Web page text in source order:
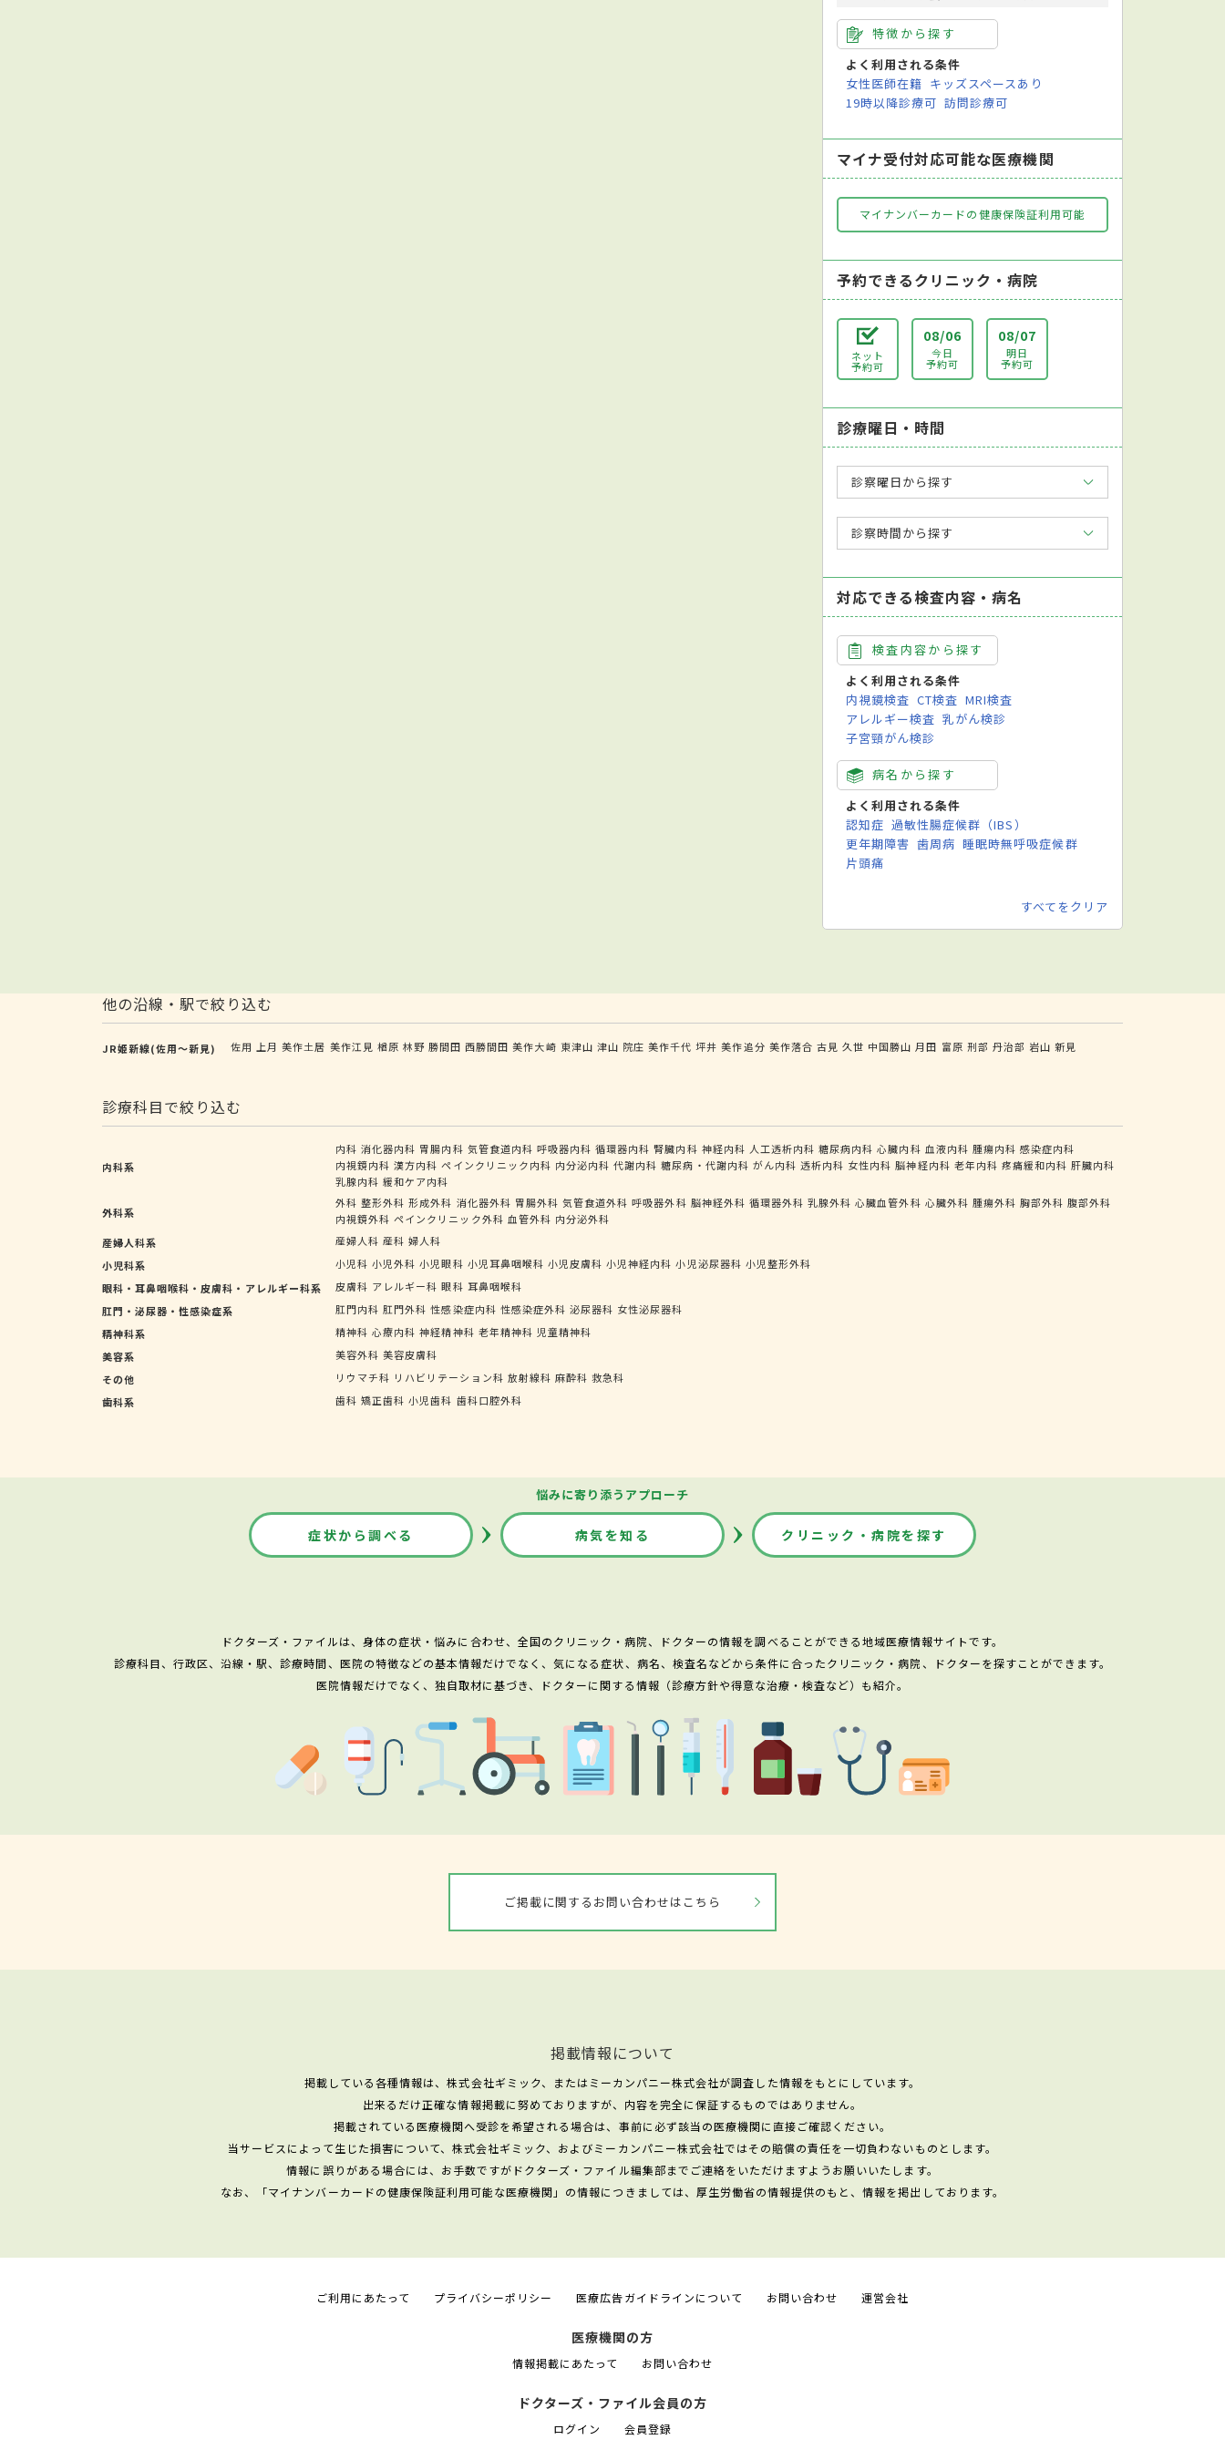
特徴から探す
よく利用される条件
女性医師在籍 キッズスペースあり
19時以降診療可 訪問診療可
マイナ受付対応可能な医療機関
マイナンバーカードの健康保険証利用可能
予約できるクリニック・病院
ネット
予約可
08/06
今日
予約可
08/07
明日
予約可
診療曜日・時間
診察曜日から探す
診察時間から探す
対応できる検査内容・病名
検査内容から探す
よく利用される条件
内視鏡検査 CT検査 MRI検査
アレルギー検査 乳がん検診
子宮頸がん検診
病名から探す
よく利用される条件
認知症 過敏性腸症候群（IBS）
更年期障害 歯周病 睡眠時無呼吸症候群
片頭痛
すべてをクリア
他の沿線・駅で絞り込む
JR姫新線(佐用～新見) 佐用 上月 美作土居 美作江見 楢原 林野 勝間田 西勝間田 美作大崎 東津山 津山 院庄 美作千代 坪井 美作追分 美作落合 古見 久世 中国勝山 月田 富原 刑部 丹治部 岩山 新見
診療科目で絞り込む
内科系
内科 消化器内科 胃腸内科 気管食道内科 呼吸器内科 循環器内科 腎臓内科 神経内科 人工透析内科 糖尿病内科 心臓内科 血液内科 腫瘍内科 感染症内科
内視鏡内科 漢方内科 ペインクリニック内科 内分泌内科 代謝内科 糖尿病・代謝内科 がん内科 透析内科 女性内科 脳神経内科 老年内科 疼痛緩和内科 肝臓内科
乳腺内科 緩和ケア内科
外科系
外科 整形外科 形成外科 消化器外科 胃腸外科 気管食道外科 呼吸器外科 脳神経外科 循環器外科 乳腺外科 心臓血管外科 心臓外科 腫瘍外科 胸部外科 腹部外科
内視鏡外科 ペインクリニック外科 血管外科 内分泌外科
産婦人科系
産婦人科 産科 婦人科
小児科系
小児科 小児外科 小児眼科 小児耳鼻咽喉科 小児皮膚科 小児神経内科 小児泌尿器科 小児整形外科
眼科・耳鼻咽喉科・皮膚科・アレルギー科系
皮膚科 アレルギー科 眼科 耳鼻咽喉科
肛門・泌尿器・性感染症系
肛門内科 肛門外科 性感染症内科 性感染症外科 泌尿器科 女性泌尿器科
精神科系
精神科 心療内科 神経精神科 老年精神科 児童精神科
美容系
美容外科 美容皮膚科
その他
リウマチ科 リハビリテーション科 放射線科 麻酔科 救急科
歯科系
歯科 矯正歯科 小児歯科 歯科口腔外科
悩みに寄り添うアプローチ
症状から調べる 病気を知る クリニック・病院を探す
ドクターズ・ファイルは、身体の症状・悩みに合わせ、全国のクリニック・病院、ドクターの情報を調べることができる地域医療情報サイトです。
診療科目、行政区、沿線・駅、診療時間、医院の特徴などの基本情報だけでなく、気になる症状、病名、検査名などから条件に合ったクリニック・病院、ドクターを探すことができます。
医院情報だけでなく、独自取材に基づき、ドクターに関する情報（診療方針や得意な治療・検査など）も紹介。
ご掲載に関するお問い合わせはこちら
掲載情報について
掲載している各種情報は、株式会社ギミック、またはミーカンパニー株式会社が調査した情報をもとにしています。
出来るだけ正確な情報掲載に努めておりますが、内容を完全に保証するものではありません。
掲載されている医療機関へ受診を希望される場合は、事前に必ず該当の医療機関に直接ご確認ください。
当サービスによって生じた損害について、株式会社ギミック、およびミーカンパニー株式会社ではその賠償の責任を一切負わないものとします。
情報に誤りがある場合には、お手数ですがドクターズ・ファイル編集部までご連絡をいただけますようお願いいたします。
なお、「マイナンバーカードの健康保険証利用可能な医療機関」の情報につきましては、厚生労働省の情報提供のもと、情報を掲出しております。
ご利用にあたって プライバシーポリシー 医療広告ガイドラインについて お問い合わせ 運営会社
医療機関の方
情報掲載にあたって お問い合わせ
ドクターズ・ファイル会員の方
ログイン 会員登録